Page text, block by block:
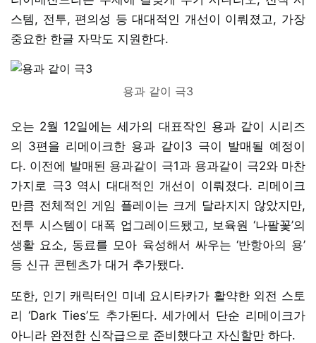
스템, 전투, 편의성 등 대대적인 개선이 이뤄졌고, 가장
중요한 한글 자막도 지원한다.
용과 같이 극3
오는 2월 12일에는 세가의 대표작인 용과 같이 시리즈
의 3편을 리메이크한 용과 같이3 극이 발매될 예정이
다. 이전에 발매된 용과같이 극1과 용과같이 극2와 마찬
가지로 극3 역시 대대적인 개선이 이뤄졌다. 리메이크
만큼 전체적인 게임 플레이는 크게 달라지지 않았지만,
전투 시스템이 대폭 업그레이드됐고, 보육원 ‘나팔꽃’의
생활 요소, 동료를 모아 육성해서 싸우는 ‘반항아의 용’
등 신규 콘텐츠가 대거 추가됐다.
또한, 인기 캐릭터인 미네 요시타카가 활약한 외전 스토
리 ‘Dark Ties’도 추가된다. 세가에서 단순 리메이크가
아니라 완전한 신작급으로 준비했다고 자신할만 하다.